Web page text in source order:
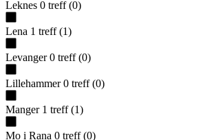
Leknes 0 treff (0)
Lena 1 treff (1)
Levanger 0 treff (0)
Lillehammer 0 treff (0)
Manger 1 treff (1)
Mo i Rana 0 treff (0)